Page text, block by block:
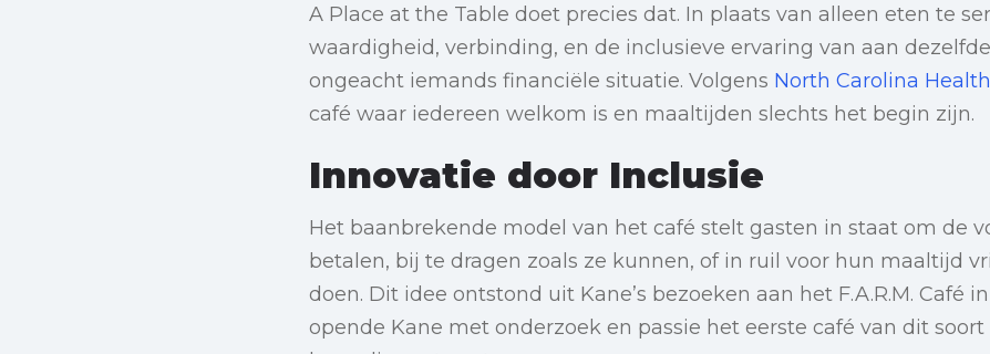
A Place at the Table doet precies dat. In plaats van alleen eten te
waardigheid, verbinding, en de inclusieve ervaring van aan
ongeacht iemands financiële situatie. Volgens North Carolina
café waar iedereen welkom is en maaltijden slechts het begin zijn.
Innovatie door Inclusie
Het baanbrekende model van het café stelt gasten in staat om de
betalen, bij te dragen zoals ze kunnen, of in ruil voor hun maaltijd
doen. Dit idee ontstond uit Kane’s bezoeken aan het F.A.R.M. Café
opende Kane met onderzoek en passie het eerste café van dit soort